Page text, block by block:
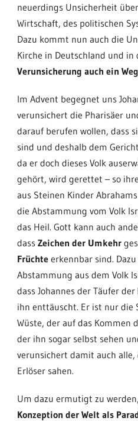
neuerdings Unsicherheit
Wirtschaft, des politischen
Dazu kommt nun auch die
Kirche in Deutschland und in
Verunsicherung auch ein
Im Advent begegnet uns
verunsichert die Pharisäer
darauf berufen wollen, dass
sind und deshalb dem
da er doch dieses Volk
gehört, wird gerettet – so
aus Steinen Kinder
die Abstammung vom Volk
das Heil. Gott kann auch
dass Zeichen der Umkehr
Früchte erkennbar sind.
Abstammung aus dem Volk
dass Johannes der Täufer
ihn enttäuscht. Er ist nur die
Wüste, der auf das Kommen
der ihn sogar selbst sehen
verunsichert damit auch alle,
Erlöser sahen.
Um dazu ermutigt zu
Konzeption der Welt als